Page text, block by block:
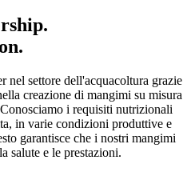
nel settore dell'acquacoltura grazie
creazione di mangimi su misura
i requisiti nutrizionali
in varie condizioni produttive e
garantisce che i nostri mangimi
salute e le prestazioni.